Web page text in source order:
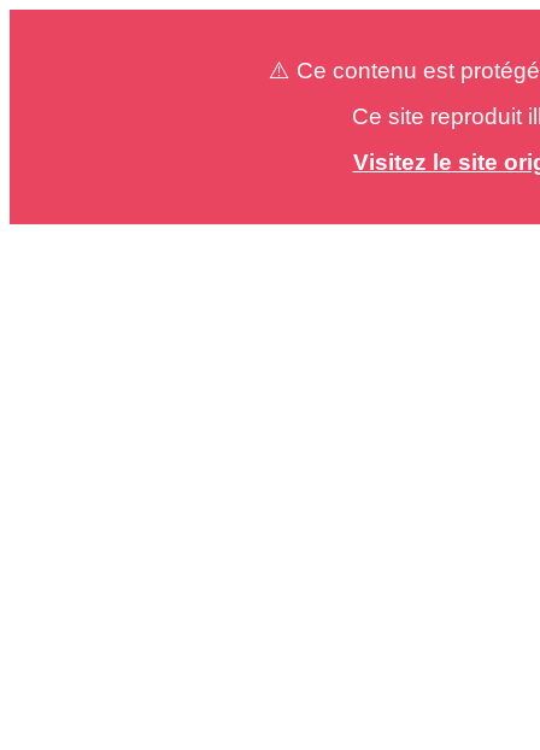
⚠️ Ce contenu est
Ce site reproduit
Visitez le site